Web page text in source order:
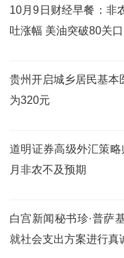
10月9日财经早餐：非
吐涨幅 美油突破80关口
贵州开启城乡居民基本
为320元
道明证券高级外汇策
月非农不及预期
白宫新闻秘书珍·普萨
就社会支出方案进行真